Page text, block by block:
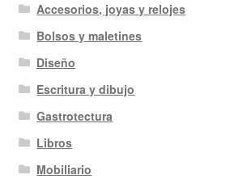
Accesorios, joyas y relojes
Bolsos y maletines
Diseño
Escritura y dibujo
Gastrotectura
Libros
Mobiliario